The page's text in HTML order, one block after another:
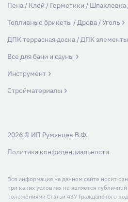
Пена / Клей / Герметики / Шпаклевка
Топливные брикеты / Дрова / Уголь
ДПК террасная доска / ДПК
Все для бани и сауны
Инструмент
Стройматериалы
Вся информация на данном сайте носит
при каких условиях не является
положениями Статьи 437 Гражданского
Политика конфиденциальности
2026 © ИП Румянцев В.Ф.